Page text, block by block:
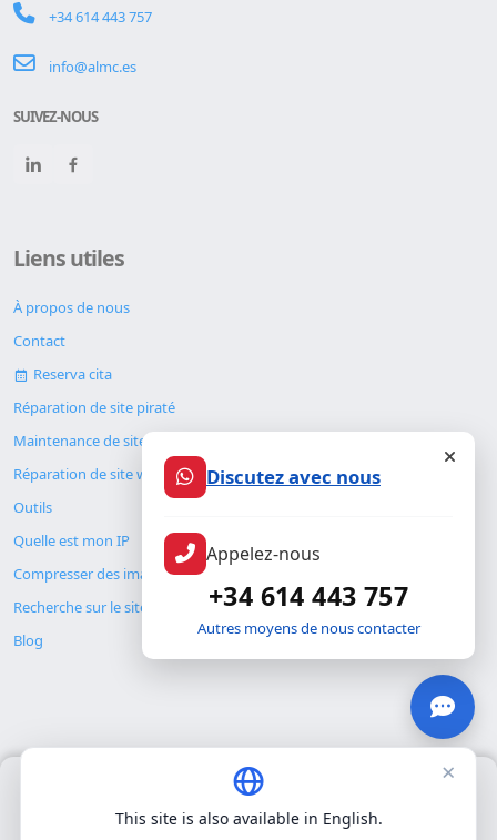
+34 614 443 757
info@almc.es
SUIVEZ-NOUS
Liens utiles
À propos de nous
Contact
Reserva cita
Réparation de site piraté
Maintenance de site web
Réparation de site web
Outils
Quelle est mon IP
Compresser des images
Recherche sur le site
Blog
© Copyright 2026. ALMC SECURITY S.L.U.
Nous utilisons uniquement nos propres cookies pour le
Politique de confidentialité.
Discutez avec nous
Appelez-nous
+34 614 443 757
Autres moyens de nous contacter
×
This site is also available in English.